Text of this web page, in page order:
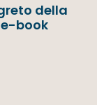
della
book